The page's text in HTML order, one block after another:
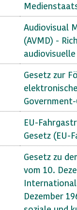
Audiovisual
(AVMD) -
Gesetz zur
Government-
EU-
Gesetz (EU-
Gesetz zu
vom 10.
Dezember